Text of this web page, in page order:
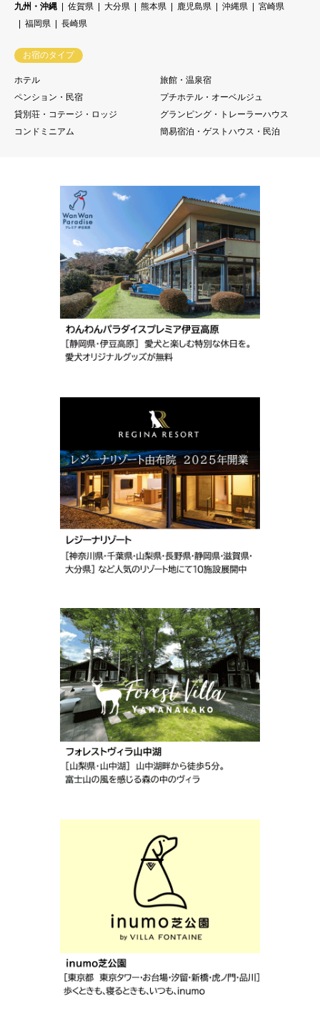
九州・沖縄 佐賀県 大分県 熊本県 鹿児島県 沖縄県
宮崎県
福岡県
長崎県
お宿のタイプ
ホテル
旅館・温泉宿
ペンション・民宿
プチホテル・オーベルジュ
貸別荘・コテージ・ロッジ
グランピング・トレーラーハウス
コンドミニアム
簡易宿泊・ゲストハウス・民泊